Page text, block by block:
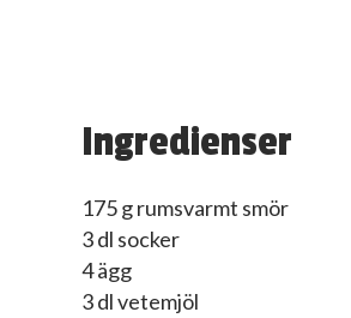
Ingredienser
175 g rumsvarmt smör
3 dl socker
4 ägg
3 dl vetemjöl